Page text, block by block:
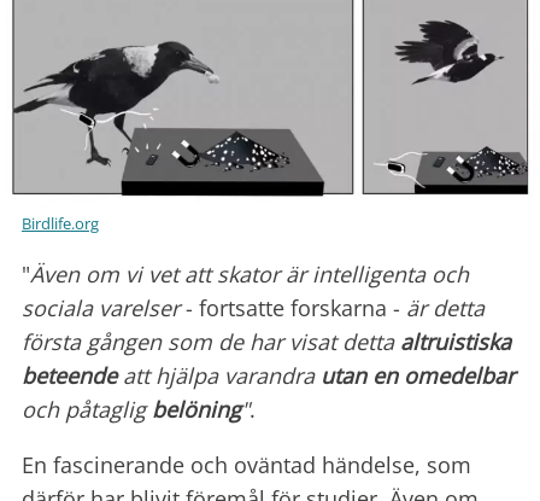
Birdlife.org
"Även om vi vet att skator är intelligenta och
sociala varelser- fortsatte forskarna - är detta
första gången som de har visat detta altruistiska
beteendeatt hjälpa varandra utan en omedelbar
och påtagligbelöning".
En fascinerande och oväntad händelse, som